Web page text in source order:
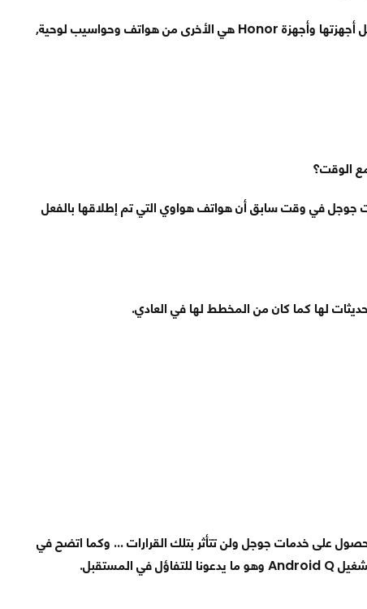
وأجهزة Honor هي الأخرى من هواتف وحواسيب لوحية,
الوقت؟
في وقت سابق أن هواتف هواوي التي تم إطلاقها بالفعل
لها كما كان من المخطط لها في العادي.
على خدمات جوجل ولن تتأثر بتلك القرارات ... وكما اتضح في
Android Q وهو ما يدعونا للتفاؤل في المستقبل.